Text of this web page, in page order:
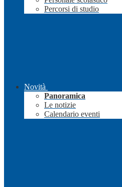
Percorsi di studio
Novità
Panoramica
Le notizie
Calendario eventi